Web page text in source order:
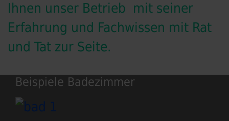
Ihnen unser Betrieb mit seiner
Erfahrung und Fachwissen mit Rat
und Tat zur Seite.
Beispiele Badezimmer